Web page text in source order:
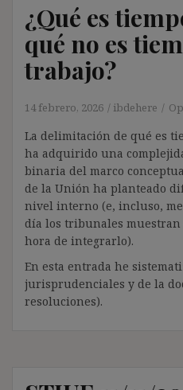
¿Qué es
qué no es
trabajo?
14 febrero, 2026 ibdehere
La delimitación de qué es
ha adquirido una
binaria del marco
de la Unión ha planteado
nivel interno (e, incluso,
día los tribunales muestran
hora de integrarlo).
En esta entrada he
jurisprudenciales y de la
resoluciones).